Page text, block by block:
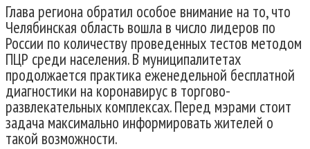
Глава региона обратил особое внимание на то, что
Челябинская область вошла в число лидеров по
России по количеству проведенных тестов методом
ПЦР среди населения. В муниципалитетах
продолжается практика еженедельной бесплатной
диагностики на коронавирус в торгово-
развлекательных комплексах. Перед мэрами стоит
задача максимально информировать жителей о
такой возможности.